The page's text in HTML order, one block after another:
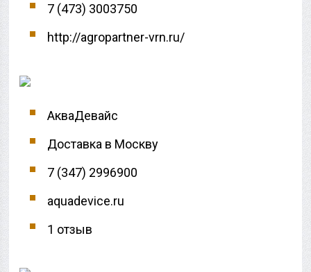
7 (473) 3003750
http://agropartner-vrn.ru/
АкваДевайс
Доставка в Москву
7 (347) 2996900
aquadevice.ru
1 отзыв